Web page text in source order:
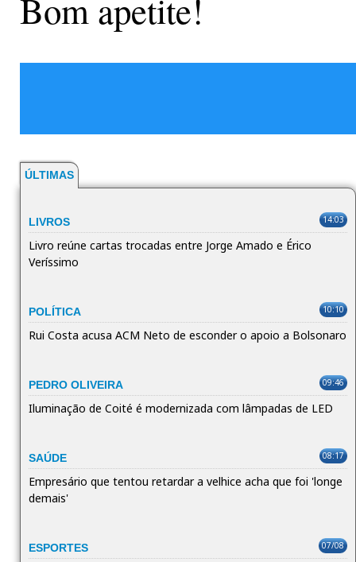
Bom apetite!
ÚLTIMAS
LIVROS 14:03
Livro reúne cartas trocadas entre Jorge Amado e Érico
Veríssimo
POLÍTICA 10:10
Rui Costa acusa ACM Neto de esconder o apoio a Bolsonaro
PEDRO OLIVEIRA 09:46
Iluminação de Coité é modernizada com lâmpadas de LED
SAÚDE 08:17
Empresário que tentou retardar a velhice acha que foi 'longe
demais'
ESPORTES 07/08